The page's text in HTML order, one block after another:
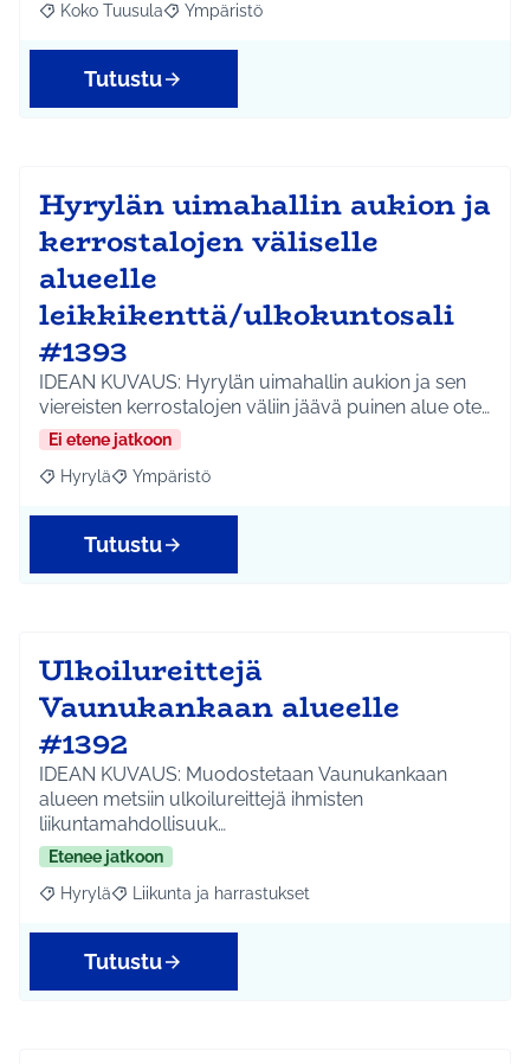
Rajaa tulokset aihepiirin mukaan: Koko Tuusula
Koko Tuusula Rajaa tulokset teeman mukaan: Ympäristö
Ympäristö
Tutustu
Hyrylän uimahallin aukion ja
kerrostalojen väliselle
alueelle
leikkikenttä/ulkokuntosali
#1393
IDEAN KUVAUS: Hyrylän uimahallin aukion ja sen
viereisten kerrostalojen väliin jäävä puinen alue ote…
Ei etene jatkoon
Rajaa tulokset aihepiirin mukaan: Hyrylä
Hyrylä Rajaa tulokset teeman mukaan: Ympäristö
Ympäristö
Tutustu
Ulkoilureittejä
Vaunukankaan alueelle
#1392
IDEAN KUVAUS: Muodostetaan Vaunukankaan
alueen metsiin ulkoilureittejä ihmisten
liikuntamahdollisuuk…
Etenee jatkoon
Rajaa tulokset aihepiirin mukaan: Hyrylä
Hyrylä Rajaa tulokset teeman mukaan: Liikunta ja
Liikunta ja harrastukset
Tutustu